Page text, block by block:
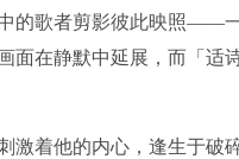
的歌者剪影彼此映照——
面在静默中延展，而「适
激着他的内心，逢生于破